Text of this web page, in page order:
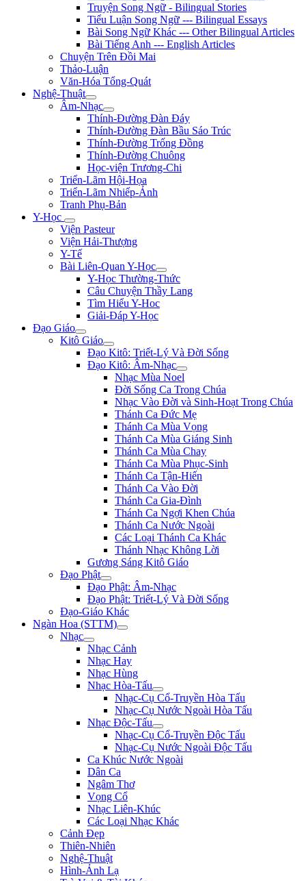
Truyện Song Ngữ - Bilingual Stories
Tiểu Luận Song Ngữ --- Bilingual Essays
Bài Song Ngữ Khác --- Other Bilingual Articles
Bài Tiếng Anh --- English Articles
Chuyện Trên Đồi Mai
Thảo-Luận
Văn-Hóa Tổng-Quát
Nghệ-Thuật
Âm-Nhạc
Thính-Đường Đàn Đáy
Thính-Đường Đàn Bầu Sáo Trúc
Thính-Đường Trống Đồng
Thính-Đường Chuông
Học-viện Trương-Chi
Triển-Lãm Hội-Họa
Triển-Lãm Nhiếp-Ảnh
Tranh Phụ-Bản
Y-Học
Viện Pasteur
Viện Hải-Thượng
Y-Tế
Bài Liên-Quan Y-Học
Y-Học Thường-Thức
Câu Chuyện Thầy Lang
Tìm Hiểu Y-Hoc
Giải-Đáp Y-Học
Đạo Giáo
Kitô Giáo
Đạo Kitô: Triết-Lý Và Đời Sống
Đạo Kitô: Âm-Nhạc
Nhạc Mùa Noel
Đời Sống Ca Trong Chúa
Nhạc Vào Đời và Sinh-Hoạt Trong Chúa
Thánh Ca Đức Mẹ
Thánh Ca Mùa Vọng
Thánh Ca Mùa Giáng Sinh
Thánh Ca Mùa Chay
Thánh Ca Mùa Phục-Sinh
Thánh Ca Tận-Hiến
Thánh Ca Vào Đời
Thánh Ca Gia-Đình
Thánh Ca Ngợi Khen Chúa
Thánh Ca Nước Ngoài
Các Loại Thánh Ca Khác
Thánh Nhạc Không Lời
Gương Sáng Kitô Giáo
Đạo Phật
Đạo Phật: Âm-Nhạc
Đạo Phật: Triết-Lý Và Đời Sống
Đạo-Giáo Khác
Ngàn Hoa (STTM)
Nhạc
Nhạc Cảnh
Nhạc Hay
Nhạc Hùng
Nhạc Hòa-Tấu
Nhạc-Cụ Cổ-Truyền Hòa Tấu
Nhạc-Cụ Nước Ngoài Hòa Tấu
Nhạc Độc-Tấu
Nhạc-Cụ Cổ-Truyền Độc Tấu
Nhạc-Cụ Nước Ngoài Độc Tấu
Ca Khúc Nước Ngoài
Dân Ca
Ngâm Thơ
Vọng Cổ
Nhạc Liên-Khúc
Các Loại Nhạc Khác
Cảnh Đẹp
Thiên-Nhiên
Nghệ-Thuật
Hình-Ảnh Lạ